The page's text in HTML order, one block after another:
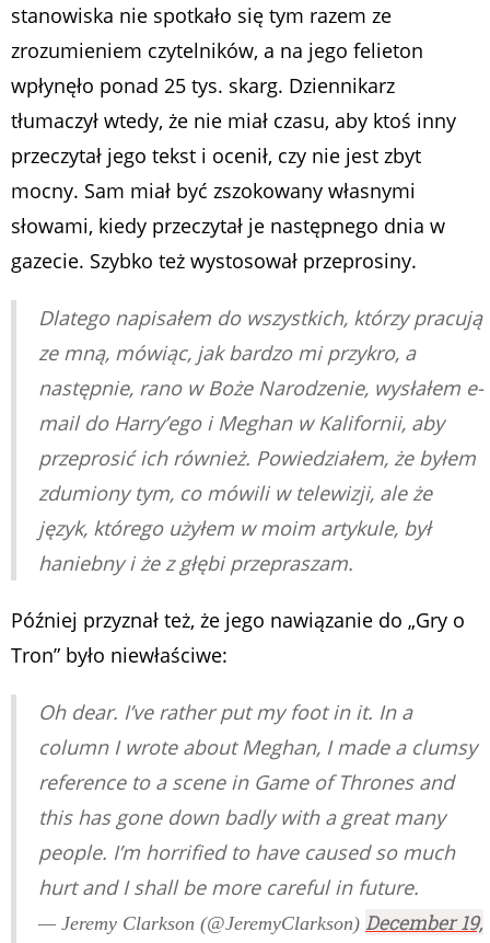
stanowiska nie spotkało się tym razem ze
zrozumieniem czytelników, a na jego felieton
wpłynęło ponad 25 tys. skarg. Dziennikarz
tłumaczył wtedy, że nie miał czasu, aby ktoś inny
przeczytał jego tekst i ocenił, czy nie jest zbyt
mocny. Sam miał być zszokowany własnymi
słowami, kiedy przeczytał je następnego dnia w
gazecie. Szybko też wystosował przeprosiny.
Dlatego napisałem do wszystkich, którzy pracują
ze mną, mówiąc, jak bardzo mi przykro, a
następnie, rano w Boże Narodzenie, wysłałem e-
mail do Harry’ego i Meghan w Kalifornii, aby
przeprosić ich również. Powiedziałem, że byłem
zdumiony tym, co mówili w telewizji, ale że
język, którego użyłem w moim artykule, był
haniebny i że z głębi przepraszam.
Później przyznał też, że jego nawiązanie do „Gry o
Tron” było niewłaściwe:
Oh dear. I’ve rather put my foot in it. In a
column I wrote about Meghan, I made a clumsy
reference to a scene in Game of Thrones and
this has gone down badly with a great many
people. I’m horrified to have caused so much
hurt and I shall be more careful in future.
— Jeremy Clarkson (@JeremyClarkson) December 19,